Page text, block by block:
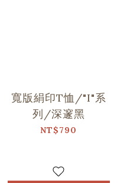
寬版絹印T恤/"I"系
列/深邃黑
NT$790